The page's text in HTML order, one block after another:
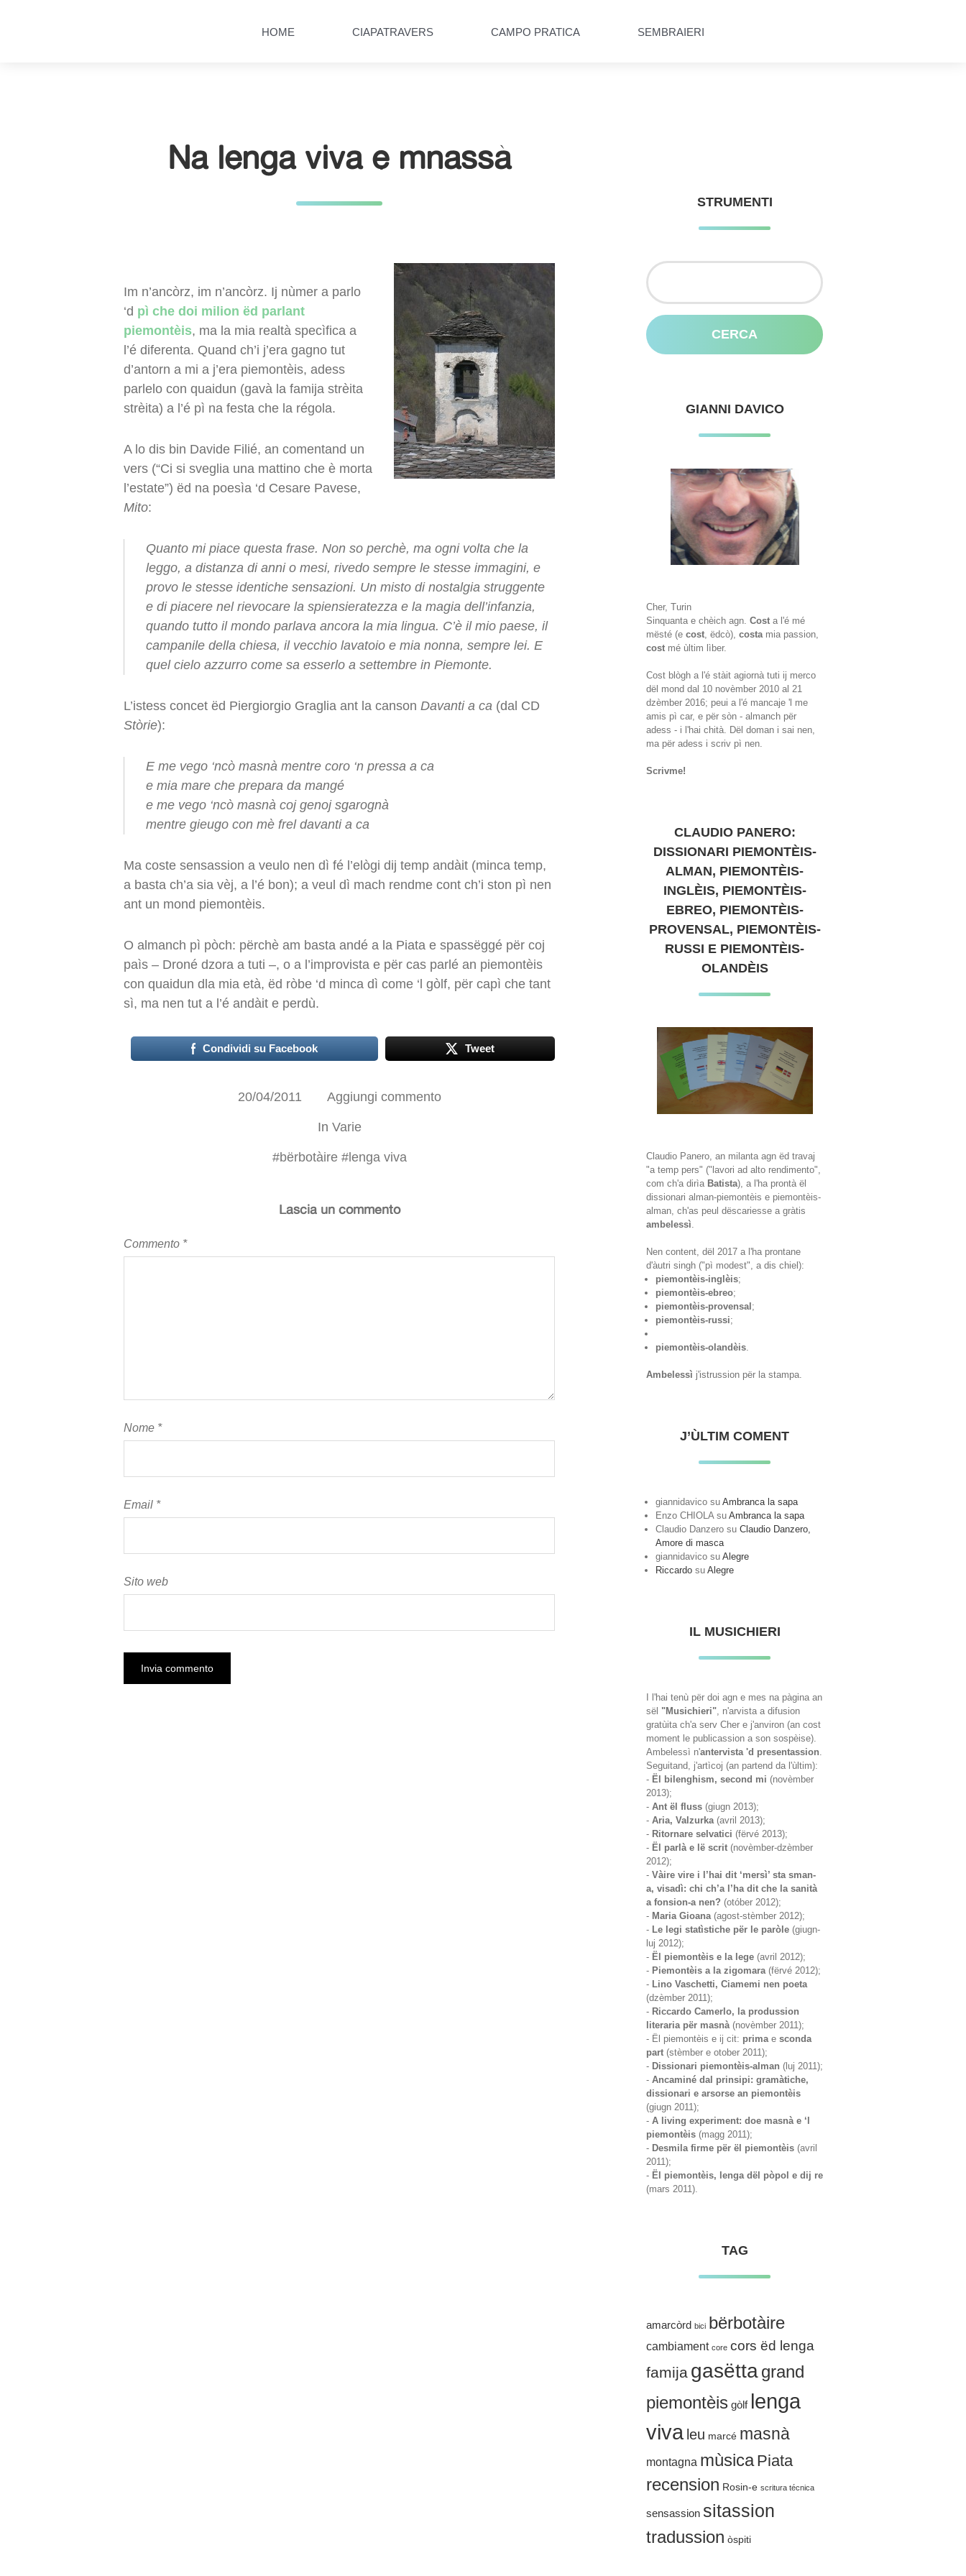
HOME CIAPATRAVERS CAMPO PRATICA SEMBRAIERI
Na lenga viva e mnassà
Im n’ancòrz, im n’ancòrz. Ij nùmer a parlo
‘d pì che doi milion ëd parlant
piemontèis, ma la mia realtà specìfica a
l’é diferenta. Quand ch’i j’era gagno tut
d’antorn a mi a j’era piemontèis, adess
parlelo con quaidun (gavà la famija strèita
strèita) a l’é pì na festa che la régola.
A lo dis bin Davide Filié, an comentand un
vers (“Ci si sveglia una mattino che è morta
l’estate”) ëd na poesìa ‘d Cesare Pavese,
Mito:
Quanto mi piace questa frase. Non so perchè, ma ogni volta che la
leggo, a distanza di anni o mesi, rivedo sempre le stesse immagini, e
provo le stesse identiche sensazioni. Un misto di nostalgia struggente
e di piacere nel rievocare la spiensieratezza e la magia dell’infanzia,
quando tutto il mondo parlava ancora la mia lingua. C’è il mio paese, il
campanile della chiesa, il vecchio lavatoio e mia nonna, sempre lei. E
quel cielo azzurro come sa esserlo a settembre in Piemonte.
L’istess concet ëd Piergiorgio Graglia ant la canson Davanti a ca (dal CD
Stòrie):
E me vego ‘ncò masnà mentre coro ‘n pressa a ca
e mia mare che prepara da mangé
e me vego ‘ncò masnà coj genoj sgarognà
mentre gieugo con mè frel davanti a ca
Ma coste sensassion a veulo nen dì fé l’elògi dij temp andàit (minca temp,
a basta ch’a sia vèj, a l’é bon); a veul dì mach rendme cont ch’i ston pì nen
ant un mond piemontèis.
O almanch pì pòch: përchè am basta andé a la Piata e spassëggé për coj
paìs – Droné dzora a tuti –, o a l’improvista e për cas parlé an piemontèis
con quaidun dla mia età, ëd ròbe ‘d minca dì come ‘l gòlf, për capì che tant
sì, ma nen tut a l’é andàit e perdù.
Condividi su Facebook Tweet
20/04/2011 Aggiungi commento
In Varie
#bërbotàire#lenga viva
Lascia un commento
Commento *
Nome *
Email *
Sito web
STRUMENTI
Ricerca
per:
GIANNI DAVICO
Cher, Turin
Sinquanta e chèich agn. Cost a l'é mé
mësté (e cost, ëdcò), costamia passion,
cost mé ùltim lìber.
Cost blògh a l'é stàit agiornà tuti ij merco
dël mond dal 10 novèmber 2010 al 21
dzèmber 2016; peui a l'é mancaje 'l me
amis pì car, e për sòn - almanch për
adess - i l'hai chità. Dël doman i sai nen,
ma për adess i scriv pì nen.
Scrivme!
CLAUDIO PANERO:
DISSIONARI PIEMONTÈIS-
ALMAN, PIEMONTÈIS-
INGLÈIS, PIEMONTÈIS-
EBREO, PIEMONTÈIS-
PROVENSAL, PIEMONTÈIS-
RUSSI E PIEMONTÈIS-
OLANDÈIS
Claudio Panero, an milanta agn ëd travaj
"a temp pers" ("lavori ad alto rendimento",
com ch'a dirìa Batista), a l'ha prontà ël
dissionari alman-piemontèis e piemontèis-
alman, ch'as peul dëscariesse a gràtis
ambelessì
Nen content, dël 2017 a l'ha prontane
d'àutri singh ("pì modest", a dis chiel):
piemontèis-inglèis;
piemontèis-ebreo;
piemontèis-provensal;
piemontèis-russi;
piemontèis-olandèis.
Ambelessì j'istrussion për la stampa.
J’ÙLTIM COMENT
giannidavicosu Ambranca la sapa
Enzo CHIOLAsu Ambranca la sapa
Claudio Danzerosu Claudio Danzero,
Amore di masca
giannidavicosu Alegre
Riccardosu Alegre
IL MUSICHIERI
I l'hai tenù për doi agn e mes na pàgina an
sël "Musichieri", n'arvista a difusion
gratùita ch'a serv Cher e j'anviron (an cost
moment le publicassion a son sospèise).
Ambelessì n'antervista 'd presentassion.
Seguitand, j'artìcoj (an partend da l'ùltim):
- Ël bilenghism, second mi (novèmber
2013);
- Ant ël fluss (giugn 2013);
- Aria, Valzurka(avril 2013);
- Ritornare selvatici (fërvé 2013);
- Ël parlà e lë scrit (novèmber-dzèmber
2012);
- Vàire vire i l’hai dit ‘mersì’ sta sman-
a, visadì: chi ch’a l’ha dit che la sanità
a fonsion-a nen? (otóber 2012);
- Maria Gioana(agost-stèmber 2012);
- Le legi statìstiche për le paròle (giugn-
luj 2012);
- Ël piemontèis e la lege (avril 2012);
- Piemontèis a la zigomara(fërvé 2012);
- Lino Vaschetti, Ciamemi nen poeta
(dzèmber 2011);
- Riccardo Camerlo, la produssion
literaria për masnà(novèmber 2011);
- Ël piemontèis e ij cit: primae sconda
part (stèmber e otober 2011);
- Dissionari piemontèis-alman (luj 2011);
- Ancaminé dal prinsipi: gramàtiche,
dissionari e arsorse an piemontèis
(giugn 2011);
- A living experiment: doe masnà e ‘l
piemontèis (magg 2011);
- Desmila firme për ël piemontèis (avril
2011);
- Ël piemontèis, lenga dël pòpol e dij re
(mars 2011).
TAG
amarcòrd bici bërbotàire
cambiament core cors ëd lenga
famija gasëttagrand
piemontèis gòlf lenga
viva leu marcé masnà
montagna mùsica Piata
recension Rosin-e scritura técnica
sensassion sitassion
tradussion òspiti